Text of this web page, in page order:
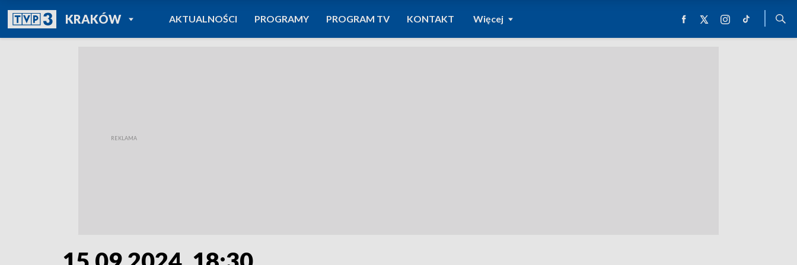
KRAKÓWPOWRÓT DO
TVP REGIONY
AKTUALNOŚCI PROGRAMY PROGRAM TV KONTAKT Więcej